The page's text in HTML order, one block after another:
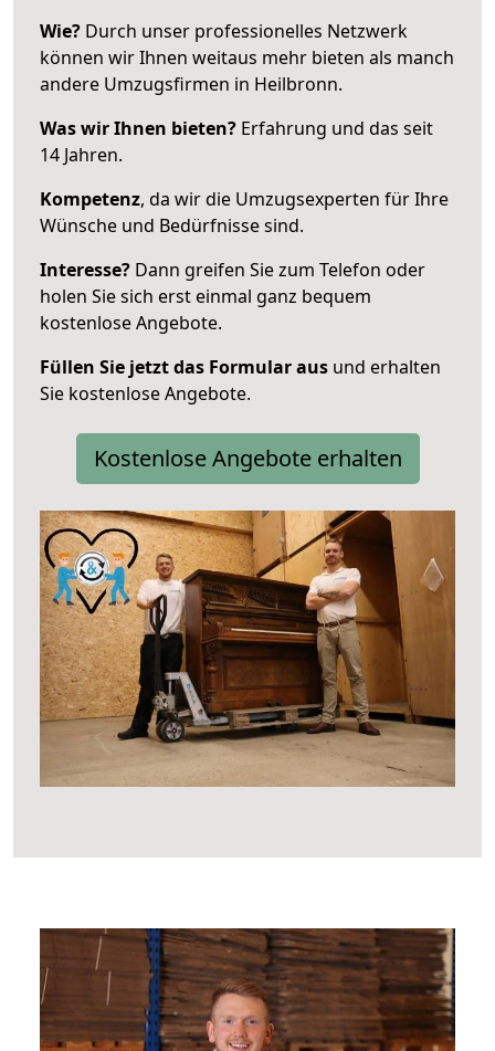
Wie? Durch unser professionelles Netzwerk
können wir Ihnen weitaus mehr bieten als manch
andere Umzugsfirmen in Heilbronn.
Was wir Ihnen bieten? Erfahrung und das seit
14 Jahren.
Kompetenz, da wir die Umzugsexperten für Ihre
Wünsche und Bedürfnisse sind.
Interesse? Dann greifen Sie zum Telefon oder
holen Sie sich erst einmal ganz bequem
kostenlose Angebote.
Füllen Sie jetzt das Formular aus und erhalten
Sie kostenlose Angebote.
Kostenlose Angebote erhalten